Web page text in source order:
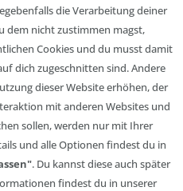
die Verarbeitung deiner
dem nicht zustimmen magst,
Cookies und du musst damit
dich zugeschnitten sind. Andere
dieser Website erhöhen, der
mit anderen Websites und
sollen, werden nur mit Ihrer
und alle Optionen findest du in
. Du kannst diese auch später
findest du in unserer